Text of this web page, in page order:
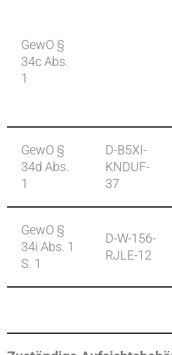
GewO §
34c Abs.
1
GewO §
34d Abs.
1
D-B5XI-
KNDUF-
37
GewO §
34i Abs. 1
S. 1
D-W-156-
RJLE-12